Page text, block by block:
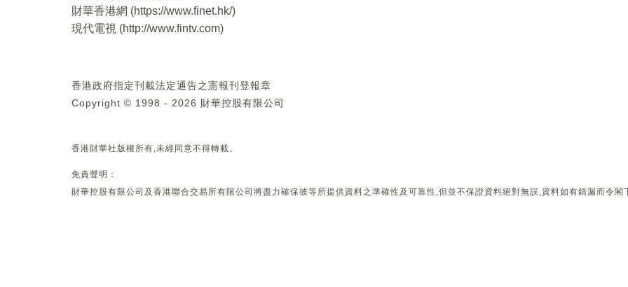
財華香港網 (https://www.finet.hk/)
現代電視 (http://www.fintv.com)
香港政府指定刊載法定通告之憲報刊登報章
Copyright © 1998 - 2026 財華控股有限公司
香港財華社版權所有,未經同意不得轉載。
免責聲明：
財華控股有限公司及香港聯合交易所有限公司將盡力確保彼等所提供資料之準確性及可靠性,但並不保證資料絕對無誤,資料如有錯漏而令閣